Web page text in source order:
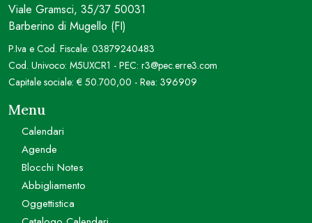
Viale Gramsci, 35/37 50031
Barberino di Mugello (FI)
P.Iva e Cod. Fiscale: 03879240483
Cod. Univoco: M5UXCR1 - PEC: r3@pec.erre3.com
Capitale sociale: € 50.700,00 - Rea: 396909
Menu
Calendari
Agende
Blocchi Notes
Abbigliamento
Oggettistica